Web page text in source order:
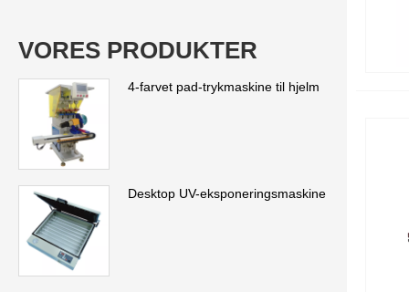
VORES PRODUKTER
4-farvet pad-trykmaskine til hjelm
Desktop UV-eksponeringsmaskine